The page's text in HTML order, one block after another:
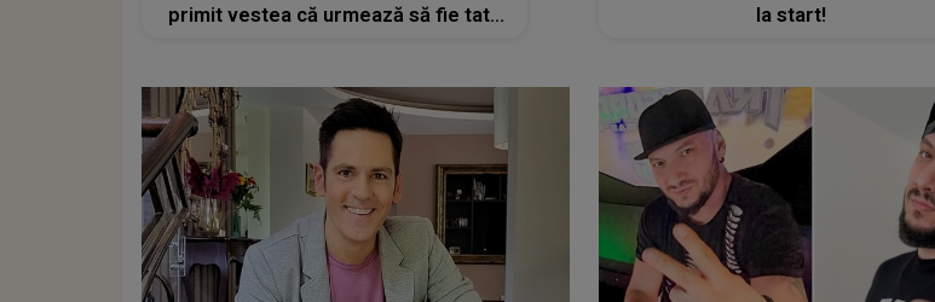
primit vestea că urmează să fie tată
la start!